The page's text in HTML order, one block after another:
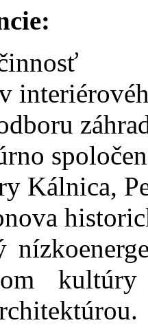
Kálnica,